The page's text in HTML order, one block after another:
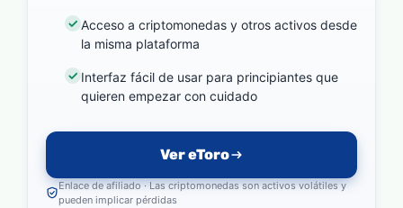
Acceso a criptomonedas y otros activos desde
la misma plataforma
Interfaz fácil de usar para principiantes que
quieren empezar con cuidado
Ver eToro
Enlace de afiliado · Las criptomonedas son activos volátiles y
pueden implicar pérdidas